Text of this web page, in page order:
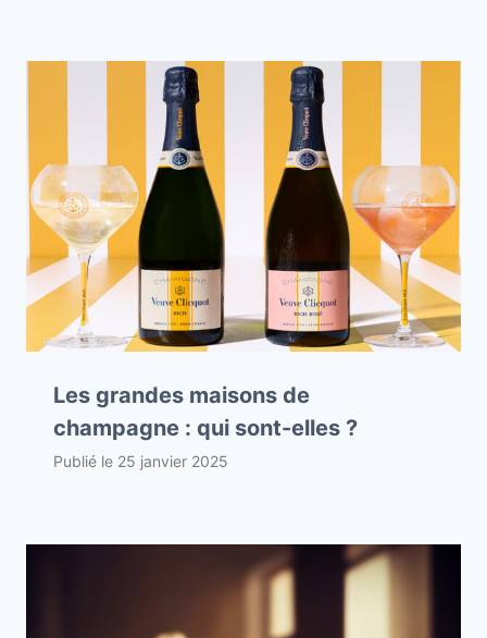
Les grandes maisons de
champagne : qui sont-elles ?
Publié le 25 janvier 2025